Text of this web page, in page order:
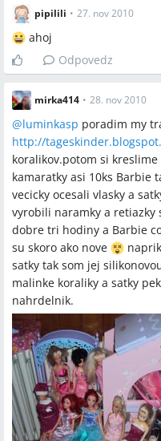
pipilili • 27. nov 2010
ahoj
Odpovedz
mirka414 • 28. nov 2010
@luminkasp poradim my
http://
koralikov.potom si
kamaratky asi 10ks Barbie
vecicky ocesali vlasky a
vyrobili naramky a retiazky
dobre tri hodiny a Barbie
su skoro ako nove
satky tak som jej
malinke koraliky a satky
nahrdelnik.